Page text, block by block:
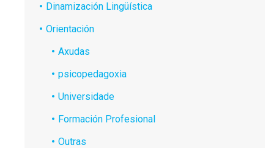
Dinamización Lingüística
Orientación
Axudas
psicopedagoxia
Universidade
Formación Profesional
Outras